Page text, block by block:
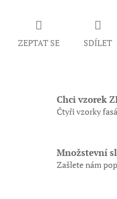
ZEPTAT SE SDÍLET
Chci vzorek
Čtyři vzorky
Množstevní
Zašlete nám